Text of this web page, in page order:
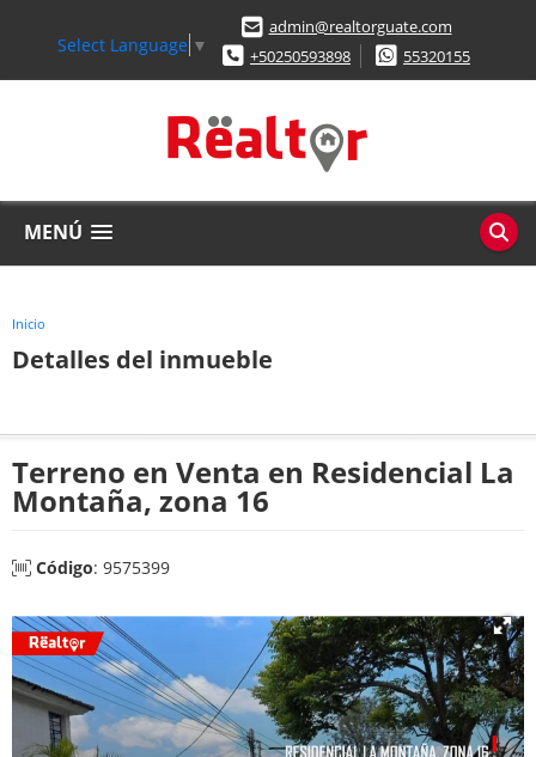
Select Language ▼
admin@realtorguate.com
+50250593898
55320155
MENÚ
Inicio
Detalles del inmueble
Terreno en Venta en Residencial La
Montaña, zona 16
Código: 9575399